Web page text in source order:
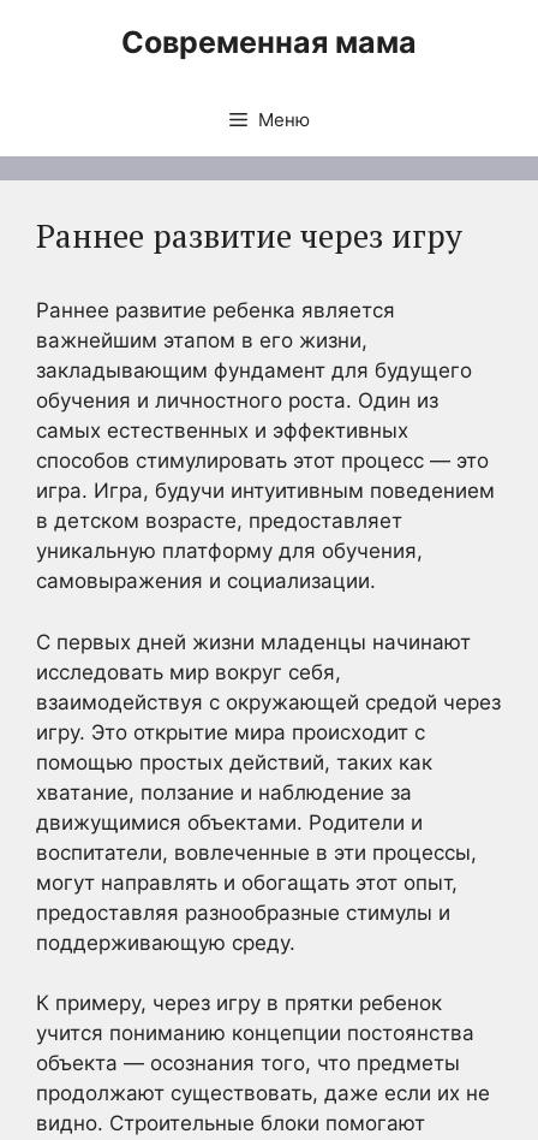
Современная мама
Меню
Раннее развитие через игру
Раннее развитие ребенка является
важнейшим этапом в его жизни,
закладывающим фундамент для будущего
обучения и личностного роста. Один из
самых естественных и эффективных
способов стимулировать этот процесс — это
игра. Игра, будучи интуитивным поведением
в детском возрасте, предоставляет
уникальную платформу для обучения,
самовыражения и социализации.
С первых дней жизни младенцы начинают
исследовать мир вокруг себя,
взаимодействуя с окружающей средой через
игру. Это открытие мира происходит с
помощью простых действий, таких как
хватание, ползание и наблюдение за
движущимися объектами. Родители и
воспитатели, вовлеченные в эти процессы,
могут направлять и обогащать этот опыт,
предоставляя разнообразные стимулы и
поддерживающую среду.
К примеру, через игру в прятки ребенок
учится пониманию концепции постоянства
объекта — осознания того, что предметы
продолжают существовать, даже если их не
видно. Строительные блоки помогают